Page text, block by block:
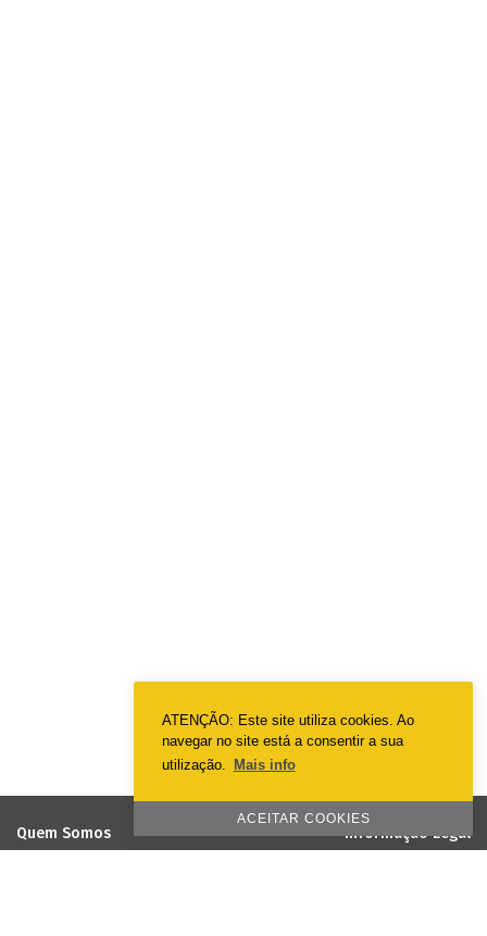
ATENÇÃO: Este site utiliza cookies. Ao
navegar no site está a consentir a sua
utilização.
Mais info
ACEITAR COOKIES
Quem Somos Informação Legal